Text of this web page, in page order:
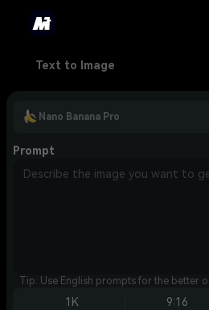
Text to Image
Nano Banana Pro
Prompt
Tip: Use English prompts for the better
1K 9:16